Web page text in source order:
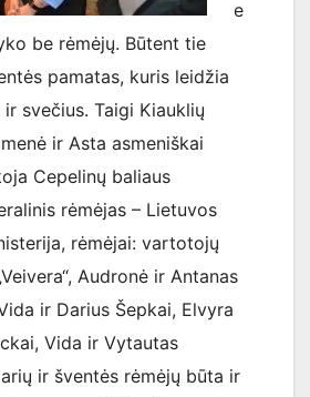
e
be rėmėjų. Būtent tie
pamatas, kuris leidžia
svečius. Taigi Kiauklių
ir Asta asmeniškai
Cepelinų baliaus
rėmėjas – Lietuvos
rėmėjai: vartotojų
Audronė ir Antanas
ir Darius Šepkai, Elvyra
Vida ir Vytautas
ir šventės rėmėjų būta ir